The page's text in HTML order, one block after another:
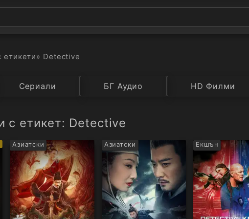
етикети» Detective
Държава Рейтинг
Сериали БГ Аудио HD Филми
с етикет: Detective
Азиатски Азиатски Екшън